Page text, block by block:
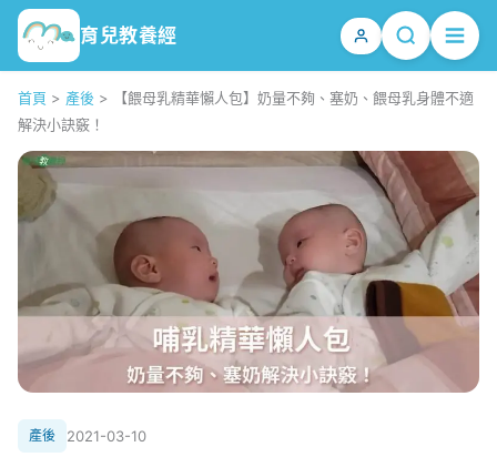
育兒教養經
首頁 > 產後 >
【餵母乳精華懶人包】奶量不夠、塞奶、餵母乳身體不適
解決小訣竅！
產後 2021-03-10